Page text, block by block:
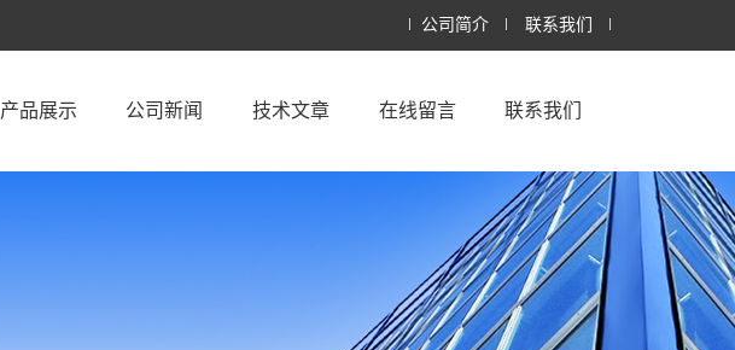
公司简介 联系我们
产品展示 公司新闻 技术文章 在线留言 联系我们